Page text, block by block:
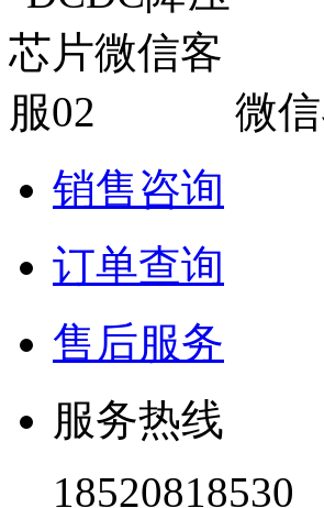
微
销售咨询
订单查询
售后服务
服务热线
18520818530